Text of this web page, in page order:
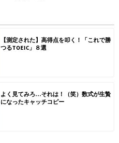
【測定された】高得点を叩く！「これで勝
つるTOEIC」８選
よく見てみろ…それは！（笑）数式が生贄
になったキャッチコピー